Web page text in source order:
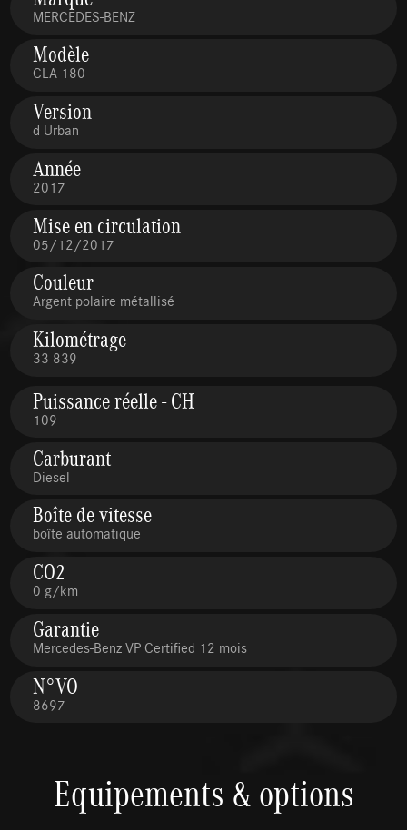
MERCEDES-BENZ
Modèle
CLA 180
Version
d Urban
Année
2017
Mise en circulation
05/12/2017
Couleur
Argent polaire métallisé
Kilométrage
33 839
Puissance réelle - CH
109
Carburant
Diesel
Boîte de vitesse
boîte automatique
CO2
0 g/km
Garantie
Mercedes-Benz VP Certified 12 mois
N°VO
8697
Equipements & options